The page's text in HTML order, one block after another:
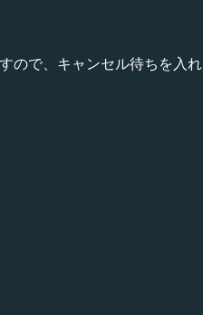
ので、キャンセル待ちを入れ